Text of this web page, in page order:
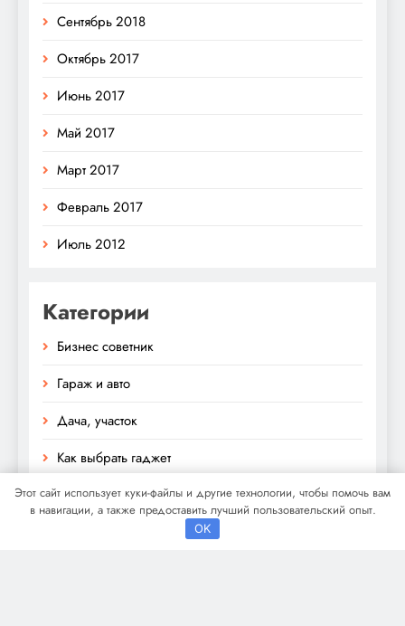
Сентябрь 2018
Октябрь 2017
Июнь 2017
Май 2017
Март 2017
Февраль 2017
Июль 2012
Категории
Бизнес советник
Гараж и авто
Дача, участок
Как выбрать гаджет
Новости плюс
Этот сайт использует куки-файлы и другие технологии, чтобы помочь вам
в навигации, а также предоставить лучший пользовательский опыт.
OK